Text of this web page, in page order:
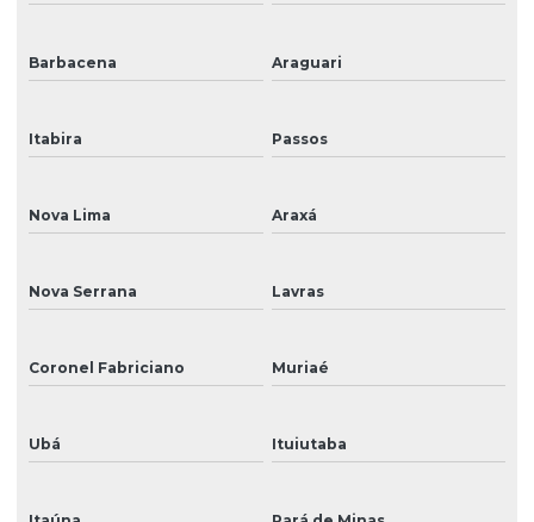
Barbacena Araguari
Itabira Passos
Nova Lima Araxá
Nova Serrana Lavras
Coronel Fabriciano Muriaé
Ubá Ituiutaba